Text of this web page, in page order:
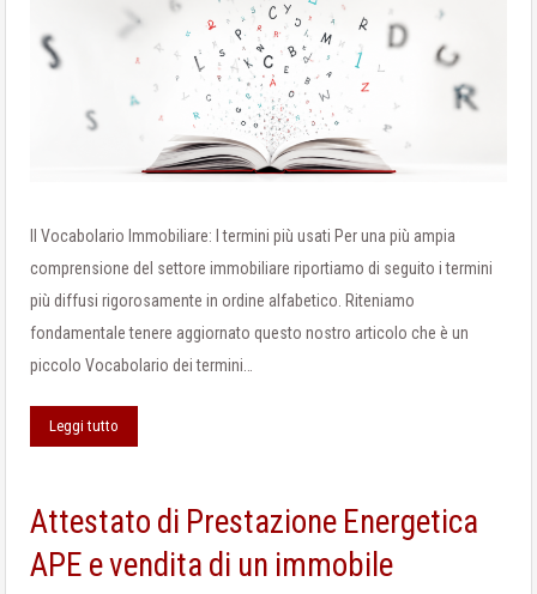
Il Vocabolario Immobiliare: I termini più usati Per una più ampia
comprensione del settore immobiliare riportiamo di seguito i termini
più diffusi rigorosamente in ordine alfabetico. Riteniamo
fondamentale tenere aggiornato questo nostro articolo che è un
piccolo Vocabolario dei termini…
Leggi tutto
Attestato di Prestazione Energetica
APE e vendita di un immobile